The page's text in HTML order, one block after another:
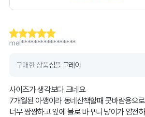
mel*****************
구매한 상품심플 그레이
사이즈가 생각보다 크네요
7개월된 아깽이라 동네산책할때 콧바람용으
너무 짱짱하고 앞에 볼로 바꾸니 냥이가 얌전